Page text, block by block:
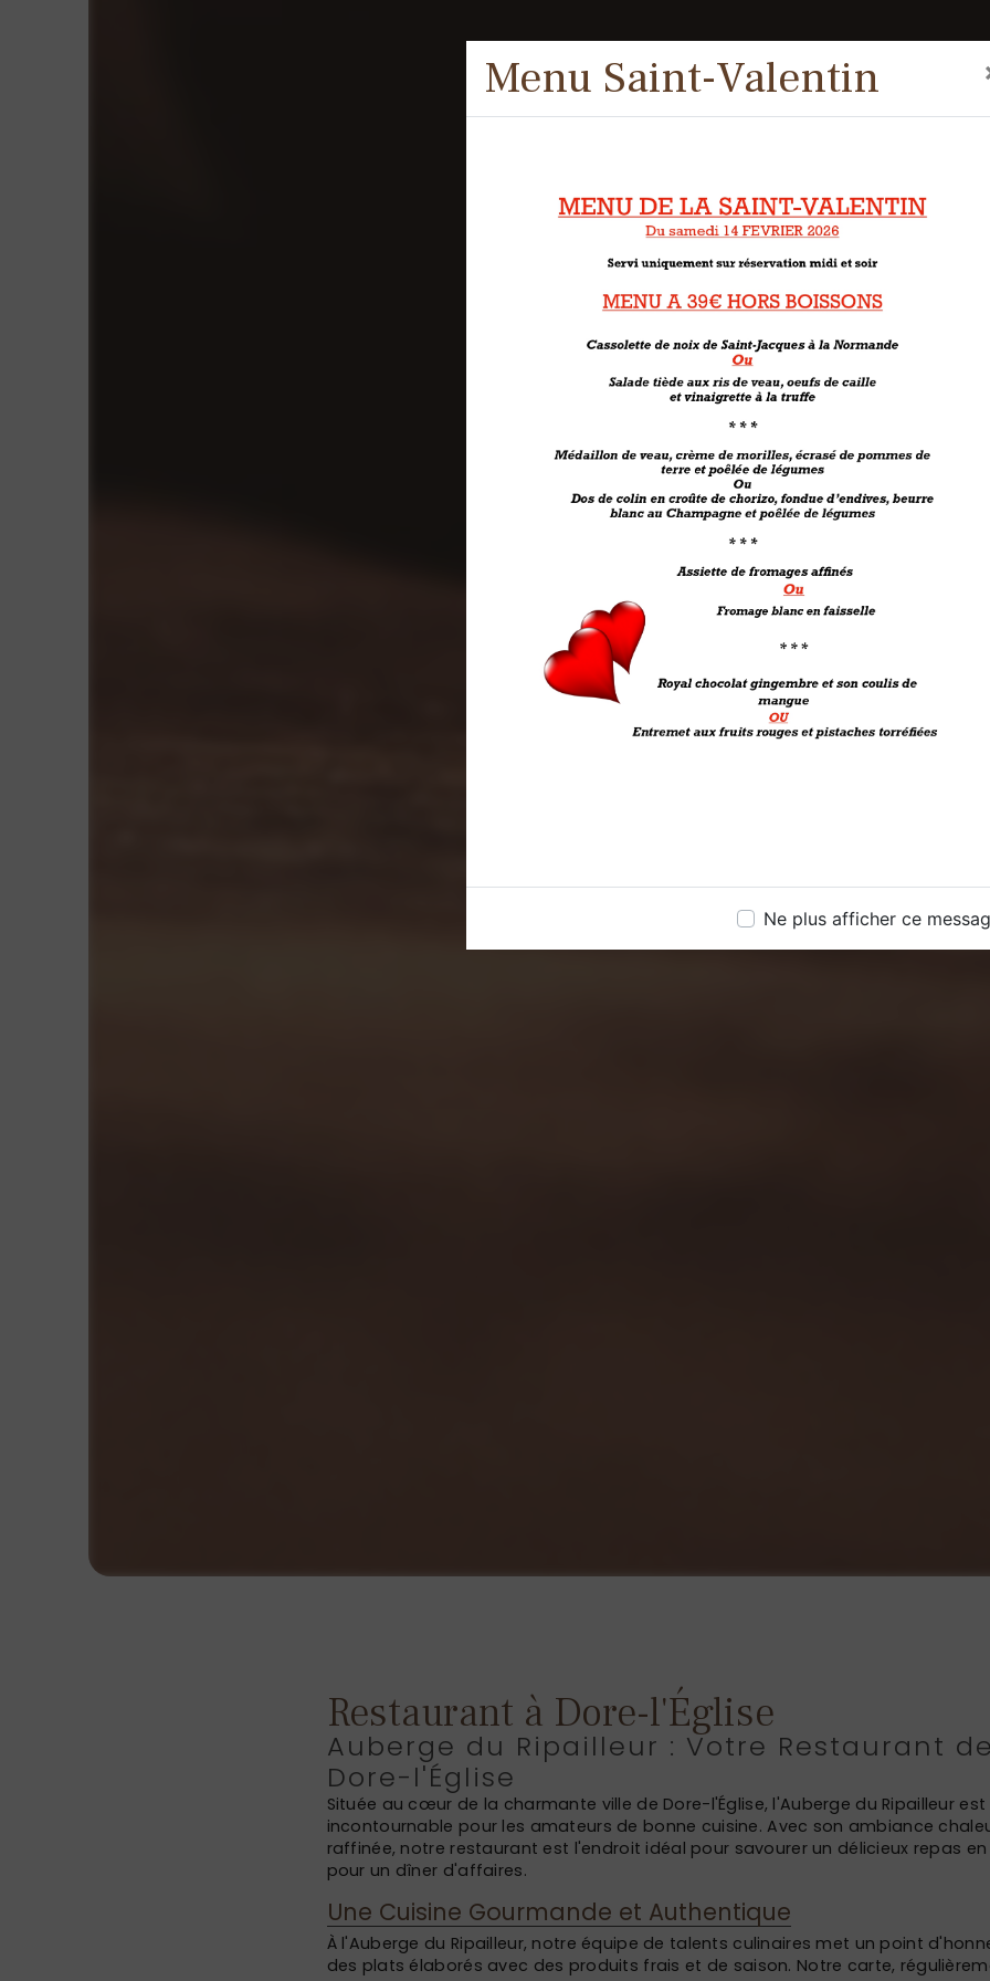
Menu Saint-Valentin
Ne plus afficher ce
Restaurant à Dore-l'Église
Auberge du Ripailleur : Votre Restaurant
Dore-l'Église
Située au cœur de la charmante ville de Dore-l'Église, l'Auberge du Ripailleur
incontournable pour les amateurs de bonne cuisine. Avec son ambiance
raffinée, notre restaurant est l'endroit idéal pour savourer un délicieux repas
pour un dîner d'affaires.
Une Cuisine Gourmande et Authentique
À l'Auberge du Ripailleur, notre équipe de talents culinaires met un point
des plats élaborés avec des produits frais et de saison. Notre carte,